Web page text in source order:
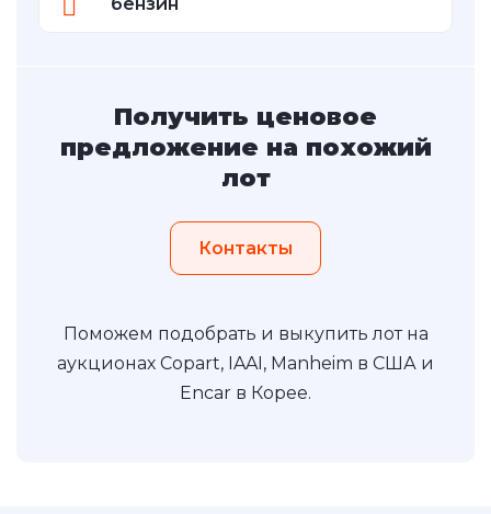
Получить ценовое
предложение на похожий
лот
Контакты
Поможем подобрать и выкупить лот на
аукционах Copart, IAAI, Manheim в США и
Encar в Корее.